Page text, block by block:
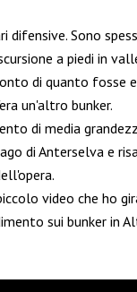
Sono
a piedi in
di quanto fosse
un'altro bunker.
di media
di Anterselva e
video che ho
sui bunker in